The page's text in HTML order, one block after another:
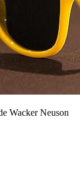
Wacker Neuson